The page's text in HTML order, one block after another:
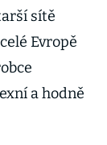
sítě
Evropě
a hodně